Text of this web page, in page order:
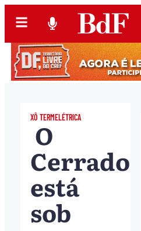
XÔ TERMELÉTRICA
O
Cerrado
está
sob